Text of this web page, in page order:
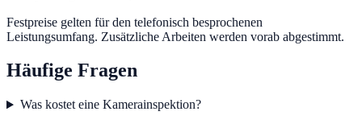
Festpreise gelten für den telefonisch besprochenen
Leistungsumfang. Zusätzliche Arbeiten werden vorab abgestimmt.
Häufige Fragen
Was kostet eine Kamerainspektion?